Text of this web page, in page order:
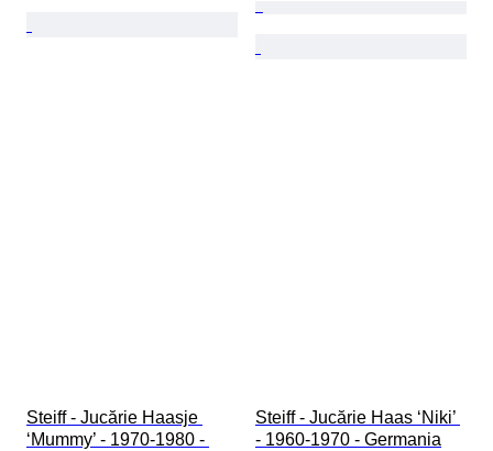
Steiff - Jucărie Haasje
‘Mummy’ - 1970-1980 -
Steiff - Jucărie Haas ‘Niki’
- 1960-1970 - Germania